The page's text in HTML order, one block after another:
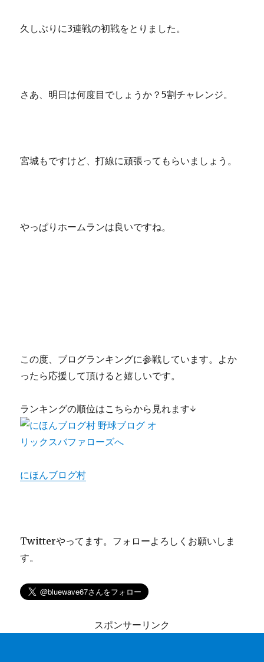
久しぶりに3連戦の初戦をとりました。
さあ、明日は何度目でしょうか？5割チャレンジ。
宮城もですけど、打線に頑張ってもらいましょう。
やっぱりホームランは良いですね。
この度、ブログランキングに参戦しています。よか
ったら応援して頂けると嬉しいです。
ランキングの順位はこちらから見れます↓
にほんブログ村
Twitterやってます。フォローよろしくお願いしま
す。
スポンサーリンク